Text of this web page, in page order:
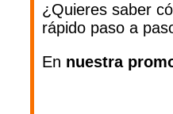
¿Quieres saber
rápido paso a
En nuestra